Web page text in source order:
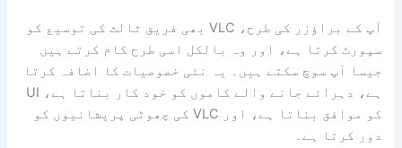
آپ کے براؤزر کی طرح، VLC بھی فریق ثالث کی توسیع کو
سپورٹ کرتا ہے، اور وہ بالکل اسی طرح کام کرتے ہیں
جیسا آپ سوچ سکتے ہیں۔ یہ نئی خصوصیات کا اضافہ کرتا
ہے، دہرائے جانے والے کاموں کو خود کار بناتا ہے، UI
کو موافق بناتا ہے، اور VLC کی چھوٹی پریشانیوں کو
دور کرتا ہے۔